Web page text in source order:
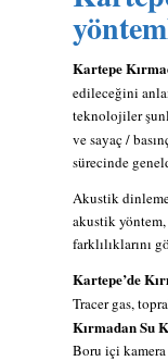
Kartepe
edileceğini
teknolojiler
ve sayaç /
sürecinde
Akustik
akustik
farklılıklarını
Kartepe’de
Tracer gas,
Kırmadan Su
Boru içi kamera